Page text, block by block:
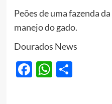
Peões de uma fazenda
manejo do gado.
Dourados News
Facebook
Share